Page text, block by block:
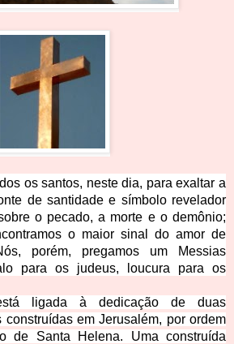
os santos, neste dia, para exaltar a
de santidade e símbolo revelador
o pecado, a morte e o demônio;
o maior sinal do amor de
porém, pregamos um Messias
para os judeus, loucura para os
ligada à dedicação de duas
construídas em Jerusalém, por ordem
de Santa Helena. Uma construída